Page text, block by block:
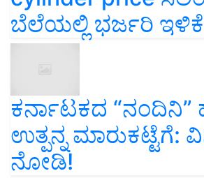
ಬೆಲೆಯಲ್ಲಿ ಭರ್ಜರಿ
ಕರ್ನಾಟಕದ “ನಂದಿನಿ”
ಉತ್ಪನ್ನ ಮಾರುಕಟ್ಟೆಗೆ:
ನೋಡಿ!